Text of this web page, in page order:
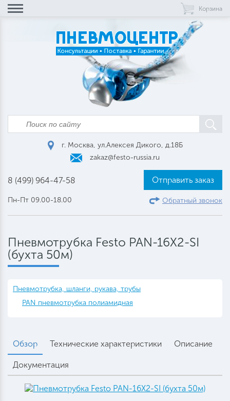
Корзина
г. Москва, ул.Алексея Дикого, д.18Б
zakaz@festo-russia.ru
8 (499) 964-47-58
Пн-Пт 09.00-18.00
Отправить заказ
Обратный звонок
Пневмотрубка Festo PAN-16X2-SI
(бухта 50м)
Пневмотрубка, шланги, рукава, трубы
PAN пневмотрубка полиамидная
Обзор Технические характеристики Описание
Документация